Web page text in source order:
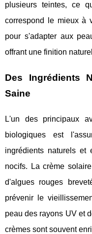
plusieurs teintes, ce
correspond le mieux à
pour s'adapter aux
offrant une finition
Des Ingrédients
Saine
L'un des principaux
biologiques est
ingrédients naturels et
nocifs. La crème
d'algues rouges
prévenir le
peau des rayons UV et
crèmes sont souvent